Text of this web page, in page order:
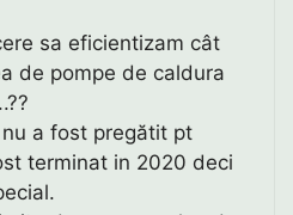
sa eficientizam cât
de pompe de caldura
a fost pregătit pt
terminat in 2020 deci